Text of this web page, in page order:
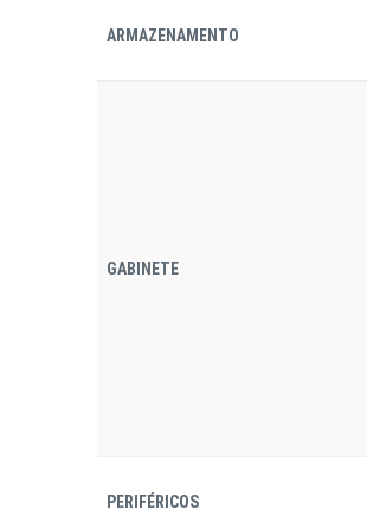
ARMAZENAMENTO
GABINETE
PERIFÉRICOS